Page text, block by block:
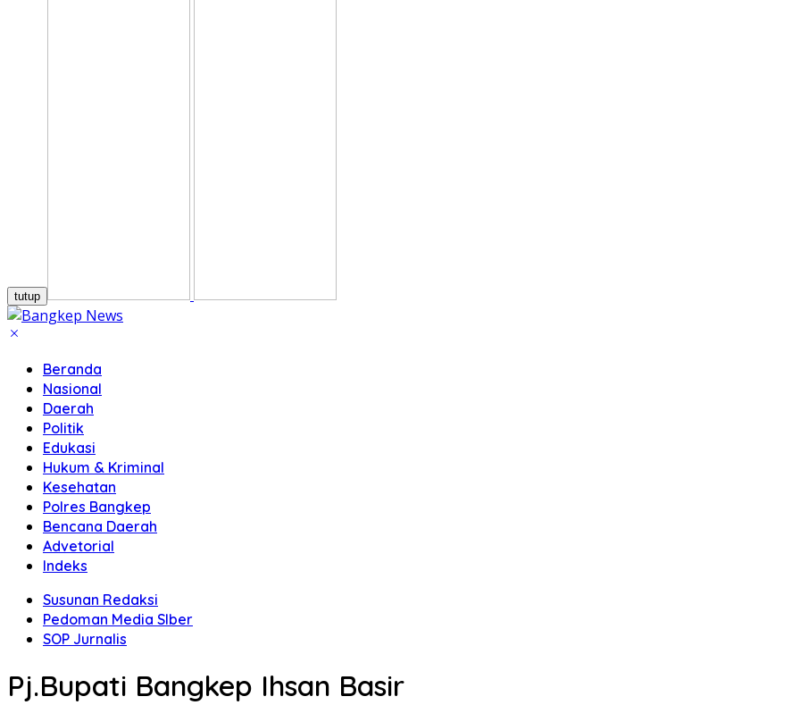
tutup
Beranda
Nasional
Daerah
Politik
Edukasi
Hukum & Kriminal
Kesehatan
Polres Bangkep
Bencana Daerah
Advetorial
Indeks
Susunan Redaksi
Pedoman Media SIber
SOP Jurnalis
Pj.Bupati Bangkep Ihsan Basir